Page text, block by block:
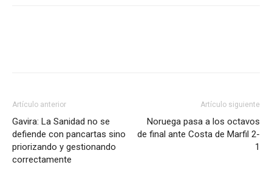
Artículo anterior
Gavira: La Sanidad no se
defiende con pancartas sino
priorizando y gestionando
correctamente
Artículo siguiente
Noruega pasa a los octavos
de final ante Costa de Marfil 2-
1